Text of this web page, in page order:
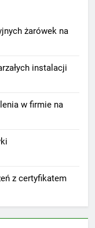
żarówek na
instalacji
w firmie na
z certyfikatem